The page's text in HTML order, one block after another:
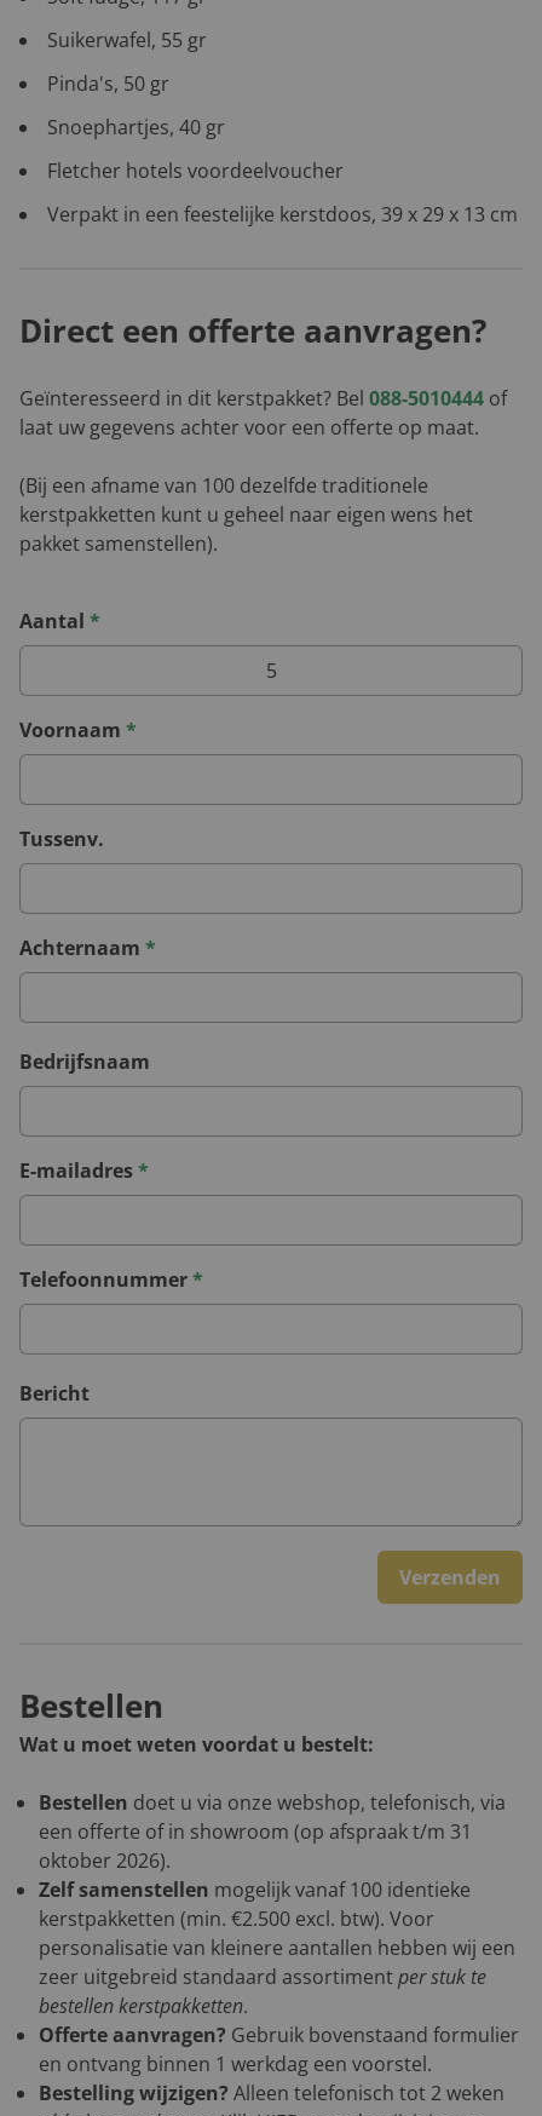
Suikerwafel, 55 gr
Pinda's, 50 gr
Snoephartjes, 40 gr
Fletcher hotels voordeelvoucher
Verpakt in een feestelijke kerstdoos, 39 x 29 x 13 cm
Direct een offerte aanvragen?
Geïnteresseerd in dit kerstpakket? Bel 088-5010444 of
laat uw gegevens achter voor een offerte op maat.
(Bij een afname van 100 dezelfde traditionele
kerstpakketten kunt u geheel naar eigen wens het
pakket samenstellen).
Aantal *
Voornaam *
Tussenv.
Achternaam *
Bedrijfsnaam
E-mailadres*
Telefoonnummer*
Bericht
Verzenden
Bestellen
Wat u moet weten voordat u bestelt:
Bestellen doet u via onze webshop, telefonisch, via
een offerte of in showroom (op afspraak t/m 31
oktober 2026).
Zelf samenstellen mogelijk vanaf 100 identieke
kerstpakketten (min. €2.500 excl. btw). Voor
personalisatie van kleinere aantallen hebben wij een
zeer uitgebreid standaard assortimentper stuk te
bestellen kerstpakketten.
Offerte aanvragen? Gebruik bovenstaand formulier
en ontvang binnen 1 werkdag een voorstel.
Bestelling wijzigen? Alleen telefonisch tot 2 weken